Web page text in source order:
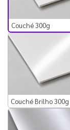
Couché 300g
Couché Brilho 300g